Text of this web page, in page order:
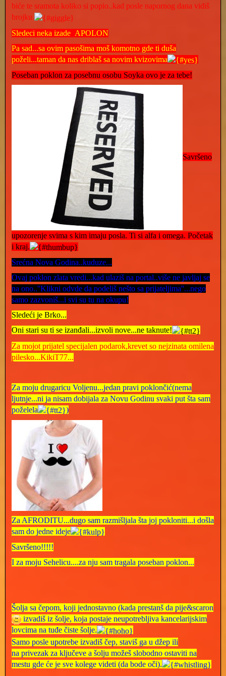
biće te sramota koliko si popio..kad posle napornog dana vidiš
brojku
Sledeci neka izade APOLON
Pa sad...sa ovim pasošima moš komotno gde ti duša
poželi...taman da nas driblaš sa novim kvizovima
Poseban poklon za posebnu osobu Soyka ovo je za tebe!
Savršeno
upozorenje svima s kim imaju posla. Ti si alfa i omega. Početak
i kraj.
Srećna Nova Godina..kuduze...
Ovaj poklon zlata vredi...kad ulaziš na portal..više ne javljaj se
na ono..''Klikni odvde da podeliš nešto sa prijateljima''...nego
samo zazvoniš...i svi su tu na okupu!
Sledeći je Brko...
Oni stari su ti se izanđali...izvoli nove...ne taknute!
Za mojot prijatel specijalen podarok,krevet so nejzinata omilena
pilesko...KikiT77...
Za moju drugaricu Voljenu...jedan pravi poklončić(nema
ljutnje...ni ja nisam dobijala za Novu Godinu svaki put šta sam
poželela
)
Za AFRODITU...dugo sam razmišljala šta joj pokloniti...i došla
sam do jedne ideje
Savršeno!!!!!
I za moju Sehelicu....za nju sam tragala poseban poklon...
Šolja sa čepom, koji jednostavno (kada prestanš da pije&scaron
izvadiš iz šolje, koja postaje neupotrebljiva kancelarijskim
lovcima na tuđe čiste šolje.
Samo posle upotrebe izvadiš čep, staviš ga u džep ili
na privezak za ključeve a šolju možeš slobodno ostaviti na
mestu gde će je sve kolege videti (da bode oči).